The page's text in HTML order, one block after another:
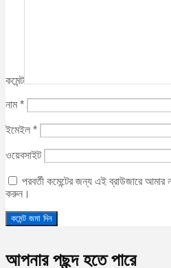
কমেন্ট
নাম*
ইমেইল *
ওয়েবসাইট
পরবর্তী কমেন্টের জন্য এই ব্রাউজারে
করুন।
আপনার পছন্দ হতে পারে